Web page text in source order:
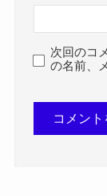
次回のコ
の名前、